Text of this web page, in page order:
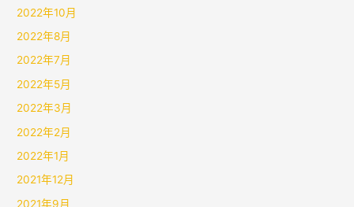
2022年10月
2022年8月
2022年7月
2022年5月
2022年3月
2022年2月
2022年1月
2021年12月
2021年9月